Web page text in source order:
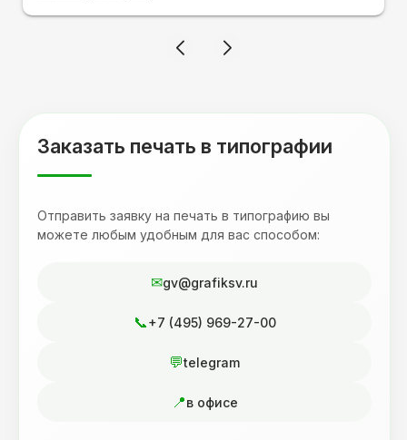
терпеливость, отвечала на все мои вопросы.
Заказать печать в типографии
Отправить заявку на печать в типографию вы
можете любым удобным для вас способом:
gv@grafiksv.ru
+7 (495) 969-27-00
telegram
в офисе